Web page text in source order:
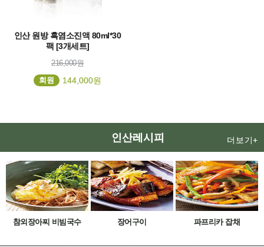
인산 원방 흑염소진액 80ml*30
팩 [3개세트]
216,000원
회원
144,000원
인산레시피 더보기+
참외장아찌 비빔국수 장어구이 파프리카 잡채